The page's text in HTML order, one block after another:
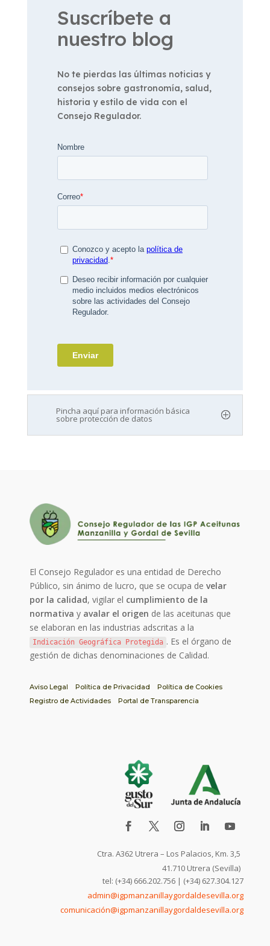
Suscríbete a
nuestro blog
No te pierdas las últimas noticias y
consejos sobre gastronomía, salud,
historia y estilo de vida con el
Consejo Regulador.
Pincha aquí para información básica
sobre protección de datos
El Consejo Regulador es una entidad de Derecho
Público, sin ánimo de lucro, que se ocupa develar
por la calidad, vigilar el cumplimiento de la
normativa y avalar el origen de las aceitunas que
se elaboran en las industrias adscritas a la
Indicación Geográfica Protegida . Es el órgano de
gestión de dichas denominaciones de Calidad.
Aviso Legal Política de Privacidad
Política de Cookies
Registro de Actividades
Portal de Transparencia
Ctra. A362 Utrera – Los Palacios, Km. 3,5
41.710 Utrera (Sevilla)
tel: (+34) 666.202.756 | (+34) 627.304.127
admin@igpmanzanillaygordaldesevilla.org
comunicación@igpmanzanillaygordaldesevilla.org